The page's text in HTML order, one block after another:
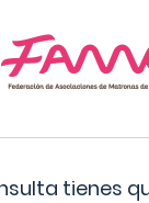
tienes